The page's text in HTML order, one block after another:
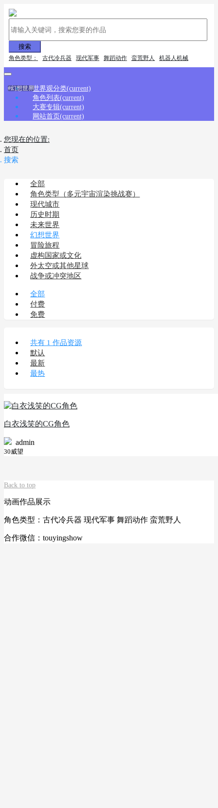
搜索
角色类型： 古代冷兵器 现代军事 舞蹈动作 蛮荒野人 机器人机械
世界观分类(current)
角色列表(current)
大赛专辑(current)
网站首页(current)
您现在的位置:
首页
搜索
全部
角色类型（多元宇宙渲染挑战赛）
现代城市
历史时期
未来世界
幻想世界
冒险旅程
虚构国家或文化
外太空或其他星球
战争或冲突地区
全部
付费
免费
共有 1 作品资源
默认
最新
最热
白衣浅笑的CG角色
#幻想世界
admin
30威望
Back to top
动画作品展示
角色类型：古代冷兵器 现代军事 舞蹈动作 蛮荒野人
合作微信：touyingshow